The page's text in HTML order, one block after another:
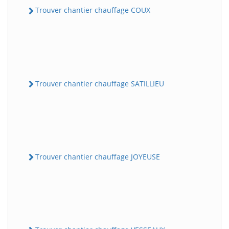
Trouver chantier chauffage COUX
Trouver chantier chauffage SATILLIEU
Trouver chantier chauffage JOYEUSE